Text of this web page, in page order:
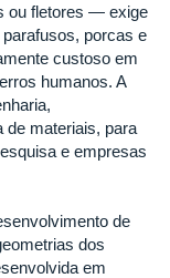
ou fletores — exige
porcas e
custoso em
humanos. A
de materiais, para
e empresas
de
dos
em